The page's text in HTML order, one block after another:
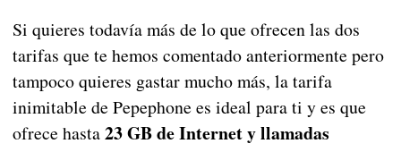
Si quieres todavía más de lo que ofrecen las dos
tarifas que te hemos comentado anteriormente pero
tampoco quieres gastar mucho más, la tarifa
inimitable de Pepephone es ideal para ti y es que
ofrece hasta23 GB de Internet y llamadas